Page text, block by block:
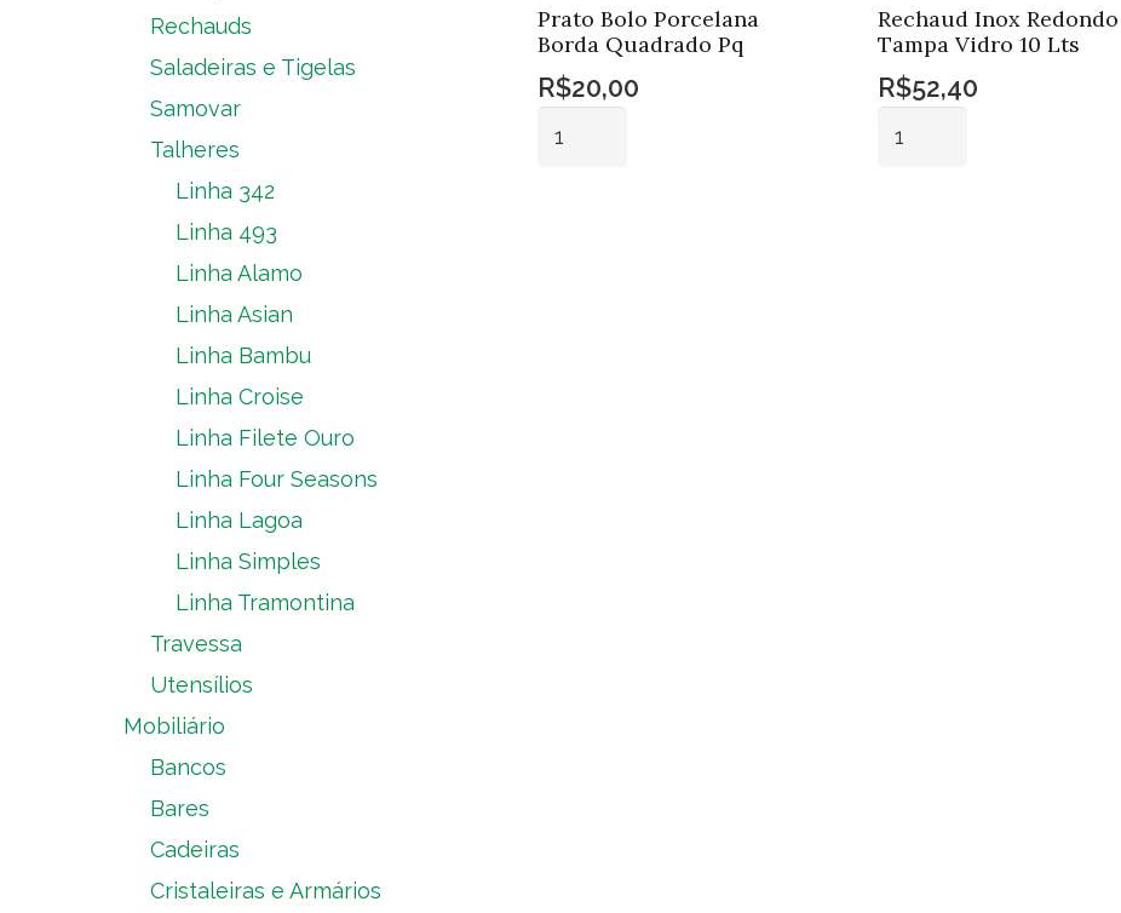
Prato Bolo Porcelana
Borda Quadrado Pq
R$20,00
Rechaud Inox Redondo
Tampa Vidro 10 Lts
R$52,40
Rechauds
Saladeiras e Tigelas
Samovar
Talheres
Linha 342
Linha 493
Linha Alamo
Linha Asian
Linha Bambu
Linha Croise
Linha Filete Ouro
Linha Four Seasons
Linha Lagoa
Linha Simples
Linha Tramontina
Travessa
Utensílios
Mobiliário
Bancos
Bares
Cadeiras
Cristaleiras e Armários